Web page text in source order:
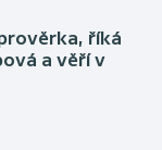
říká
a věří v